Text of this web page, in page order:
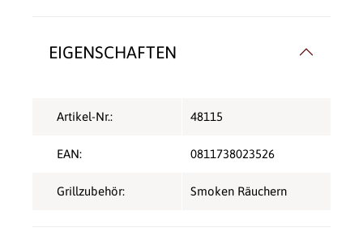
EIGENSCHAFTEN
Artikel-Nr.: 48115
EAN: 0811738023526
Grillzubehör: Smoken Räuchern